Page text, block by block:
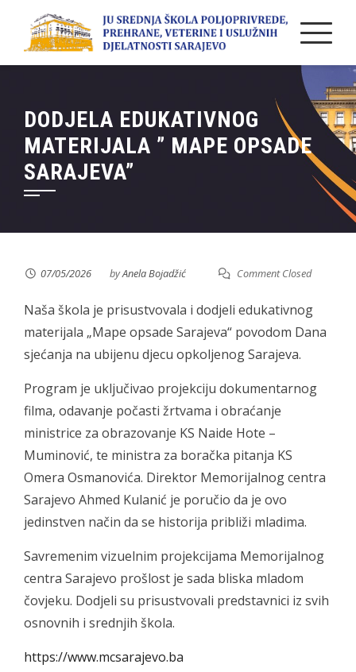
content
DODJELA EDUKATIVNOG
MATERIJALA ” MAPE OPSADE
SARAJEVA”
07/05/2026 byAnela Bojadžić Comment Closed
Naša škola je prisustvovala i dodjeli edukativnog
materijala „Mape opsade Sarajeva“ povodom Dana
sjećanja na ubijenu djecu opkoljenog Sarajeva.
Program je uključivao projekciju dokumentarnog
filma, odavanje počasti žrtvama i obraćanje
ministrice za obrazovanje KS Naide Hote –
Muminović, te ministra za boračka pitanja KS
Omera Osmanovića. Direktor Memorijalnog centra
Sarajevo Ahmed Kulanić je poručio da je ovo
jedinstven način da se historija približi mladima.
Savremenim vizuelnim projekcijama Memorijalnog
centra Sarajevo prošlost je sada bliska mladom
čovjeku. Dodjeli su prisustvovali predstavnici iz svih
osnovnih i srednjih škola.
https://www.mcsarajevo.ba